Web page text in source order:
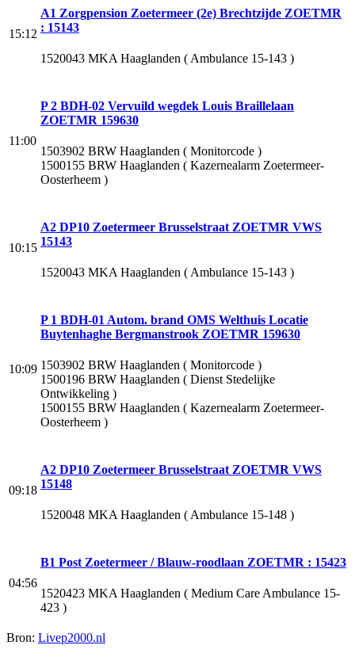
15:12
A1 Zorgpension Zoetermeer (2e) Brechtzijde ZOETMR
: 15143
1520043 MKA Haaglanden ( Ambulance 15-143 )
11:00
P 2 BDH-02 Vervuild wegdek Louis Braillelaan
ZOETMR 159630
1503902 BRW Haaglanden ( Monitorcode )
1500155 BRW Haaglanden ( Kazernealarm Zoetermeer-
Oosterheem )
10:15
A2 DP10 Zoetermeer Brusselstraat ZOETMR VWS
15143
1520043 MKA Haaglanden ( Ambulance 15-143 )
10:09
P 1 BDH-01 Autom. brand OMS Welthuis Locatie
Buytenhaghe Bergmanstrook ZOETMR 159630
1503902 BRW Haaglanden ( Monitorcode )
1500196 BRW Haaglanden ( Dienst Stedelijke
Ontwikkeling )
1500155 BRW Haaglanden ( Kazernealarm Zoetermeer-
Oosterheem )
09:18
A2 DP10 Zoetermeer Brusselstraat ZOETMR VWS
15148
1520048 MKA Haaglanden ( Ambulance 15-148 )
04:56
B1 Post Zoetermeer / Blauw-roodlaan ZOETMR : 15423
1520423 MKA Haaglanden ( Medium Care Ambulance 15-
423 )
Bron: Livep2000.nl